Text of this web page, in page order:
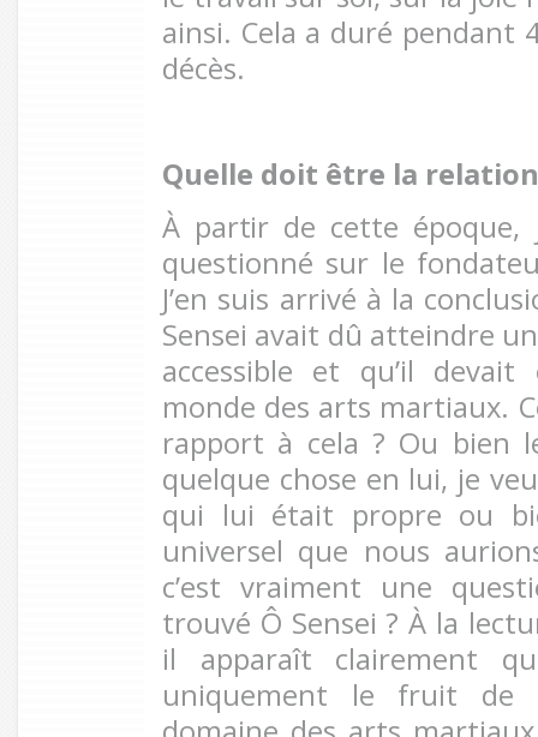
ainsi. Cela a duré pendant
décès.
Quelle doit être la
À partir de cette époque,
questionné sur le
J’en suis arrivé à la
Sensei avait dû atteindre
accessible et qu’il
monde des arts martiaux.
rapport à cela ? Ou bien
quelque chose en lui, je
qui lui était propre ou
universel que nous
c’est vraiment une
trouvé Ô Sensei ? À la
il apparaît clairement
uniquement le fruit de